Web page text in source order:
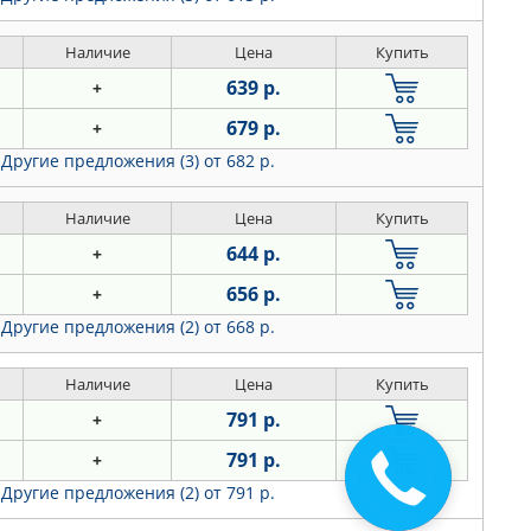
Наличие Цена Купить
+ 639 р.
+ 679 р.
Другие предложения (3) от 682 р.
Наличие Цена Купить
+ 644 р.
+ 656 р.
Другие предложения (2) от 668 р.
Наличие Цена Купить
+ 791 р.
+ 791 р.
Другие предложения (2) от 791 р.